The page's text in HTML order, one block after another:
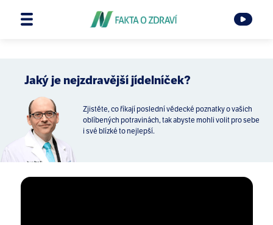
Jaký je nejzdravější jídelníček?
Zjistěte, co říkají poslední vědecké poznatky o vašich
oblíbených potravinách, tak abyste mohli volit pro sebe
i své blízké to nejlepší.